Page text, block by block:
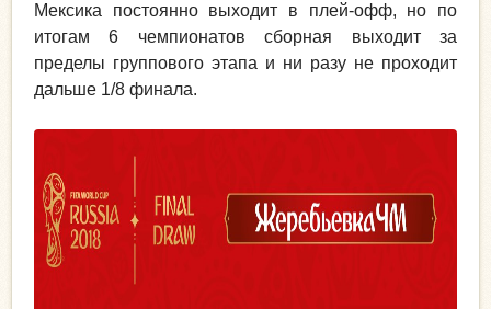
Мексика постоянно выходит в плей-офф, но по
итогам 6 чемпионатов сборная выходит за
пределы группового этапа и ни разу не проходит
дальше 1/8 финала.